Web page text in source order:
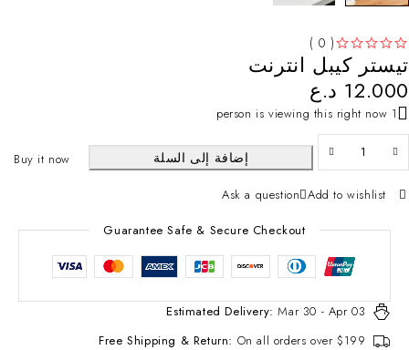
( 0 )
تيستر كيبل انترنت
12.000 د.ع
1 person is viewing this right now
إضافة إلى السلة Buy it now
Add to wishlist
Ask a question
Guarantee Safe & Secure Checkout
Estimated Delivery: Mar 30 - Apr 03
Free Shipping & Return: On all orders over $199